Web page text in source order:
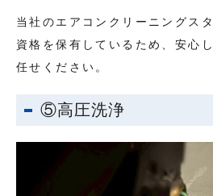
当社のエアコンクリーニングス
資格を保有しているため、安心
任せください。
⑤高圧洗浄